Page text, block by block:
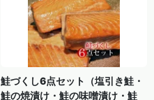
鮭づくし6点セット（塩引き鮭・
鮭の焼漬け・鮭の味噌漬け・鮭